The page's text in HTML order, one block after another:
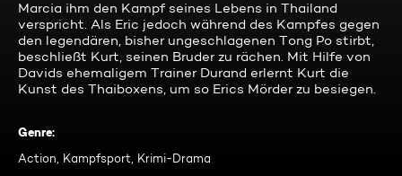
Marcia ihm den Kampf seines Lebens in Thailand
verspricht. Als Eric jedoch während des Kampfes gegen
den legendären, bisher ungeschlagenen Tong Po stirbt,
beschließt Kurt, seinen Bruder zu rächen. Mit Hilfe von
Davids ehemaligem Trainer Durand erlernt Kurt die
Kunst des Thaiboxens, um so Erics Mörder zu besiegen.
Genre:
Action, Kampfsport, Krimi-Drama